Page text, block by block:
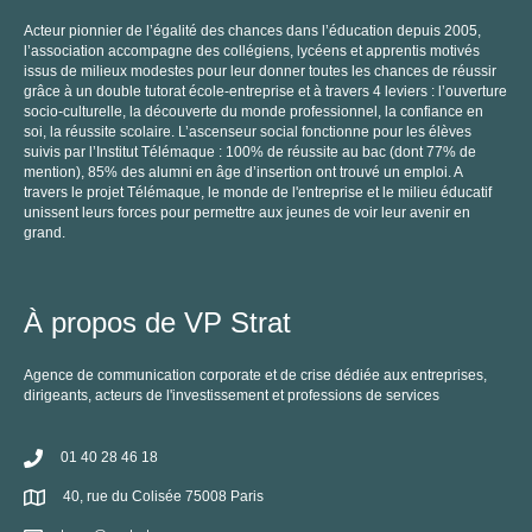
Acteur pionnier de l’égalité des chances dans l’éducation depuis 2005,
l’association accompagne des collégiens, lycéens et apprentis motivés
issus de milieux modestes pour leur donner toutes les chances de réussir
grâce à un double tutorat école-entreprise et à travers 4 leviers : l’ouverture
socio-culturelle, la découverte du monde professionnel, la confiance en
soi, la réussite scolaire. L’ascenseur social fonctionne pour les élèves
suivis par l’Institut Télémaque : 100% de réussite au bac (dont 77% de
mention), 85% des alumni en âge d’insertion ont trouvé un emploi. A
travers le projet Télémaque, le monde de l'entreprise et le milieu éducatif
unissent leurs forces pour permettre aux jeunes de voir leur avenir en
grand.
À propos de VP Strat
Agence de communication corporate et de crise dédiée aux entreprises,
dirigeants, acteurs de l'investissement et professions de services
01 40 28 46 18
40, rue du Colisée 75008 Paris